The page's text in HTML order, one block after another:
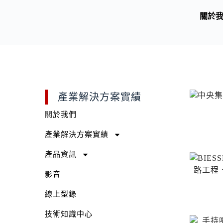
關於
產業解決方案實績
關於我們
產業解決方案實績
產品資訊
影音
線上型錄
技術知識中心